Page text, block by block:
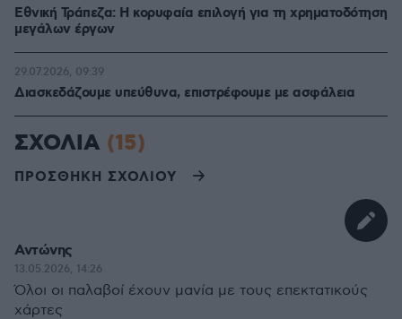
Εθνική Τράπεζα: Η κορυφαία επιλογή για τη χρηματοδότηση
μεγάλων έργων
Διασκεδάζουμε υπεύθυνα, επιστρέφουμε με ασφάλεια
29.07.2026, 09:39
ΣΧΟΛΙΑ (15)
ΠΡΟΣΘΗΚΗ ΣΧΟΛΙΟΥ
Αντώνης
13.05.2026, 14:26
Όλοι οι παλαβοί έχουν μανία με τους επεκτατικούς
χάρτες